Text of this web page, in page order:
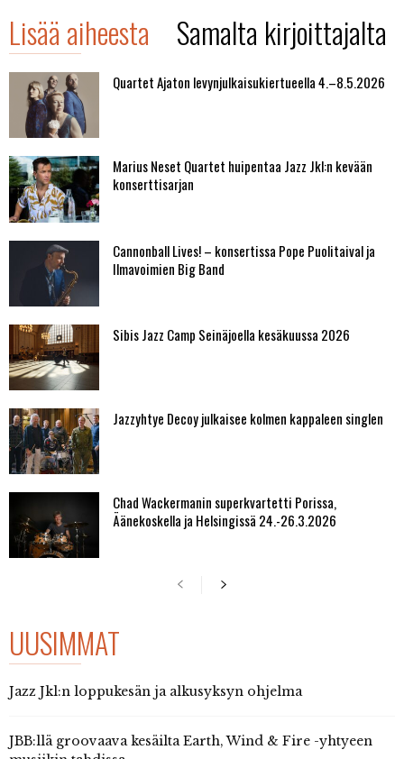
Lisää aiheesta Samalta kirjoittajalta
Quartet Ajaton levynjulkaisukiertueella 4.–8.5.2026
Marius Neset Quartet huipentaa Jazz Jkl:n kevään
konserttisarjan
Cannonball Lives! – konsertissa Pope Puolitaival ja
Ilmavoimien Big Band
Sibis Jazz Camp Seinäjoella kesäkuussa 2026
Jazzyhtye Decoy julkaisee kolmen kappaleen singlen
Chad Wackermanin superkvartetti Porissa,
Äänekoskella ja Helsingissä 24.-26.3.2026
UUSIMMAT
Jazz Jkl:n loppukesän ja alkusyksyn ohjelma
JBB:llä groovaava kesäilta Earth, Wind & Fire -yhtyeen